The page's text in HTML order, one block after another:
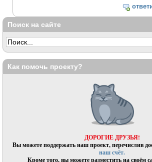
Поиск на сайте
Как помочь проекту?
ДОРОГИЕ ДРУЗЬЯ!
Вы можете поддержать наш проект, перечислив
наш счёт.
Кроме того, вы можете разместить на своём